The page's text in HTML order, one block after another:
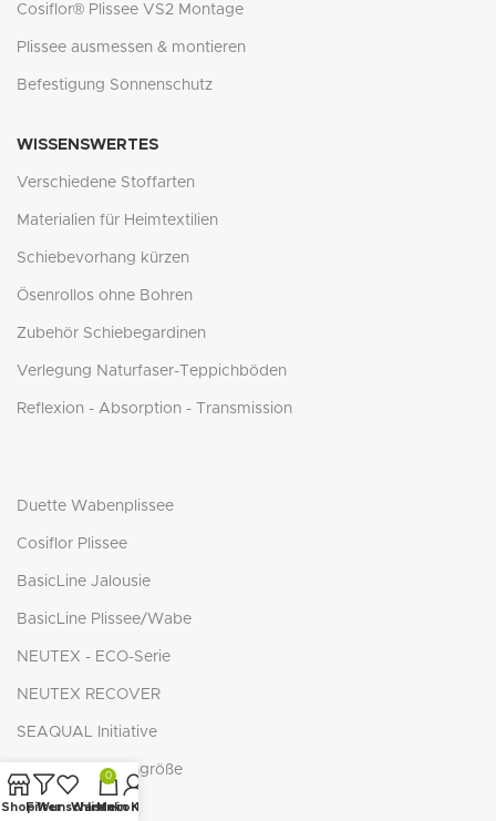
Cosiflor® Plissee VS2 Montage
Plissee ausmessen & montieren
Befestigung Sonnenschutz
WISSENSWERTES
Verschiedene Stoffarten
Materialien für Heimtextilien
Schiebevorhang kürzen
Ösenrollos ohne Bohren
Zubehör Schiebegardinen
Verlegung Naturfaser-Teppichböden
Reflexion - Absorption - Transmission
Duette Wabenplissee
Cosiflor Plissee
BasicLine Jalousie
BasicLine Plissee/Wabe
NEUTEX - ECO-Serie
NEUTEX RECOVER
SEAQUAL Initiative
Richtige Teppichgröße
ShopFilter
Wunschliste
0
Warenkorb
Mein Konto